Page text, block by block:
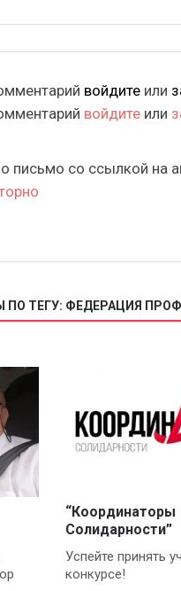
войдите или
войдите или
письмо со ссылкой на
ПО ТЕГУ: ФЕДЕРАЦИЯ
“Координаторы
Солидарности”
Успейте принять
конкурсе!